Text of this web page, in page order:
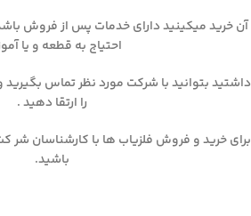
آن خرید میکینید دارای خدمات پس از فروش
احتیاج به قطعه و یا
داشتید بتوانید با شرکت مورد نظر تماس
را ارتقا دهید .
برای خرید و فروش فلزیاب ها با کارشناسان شر
باشید.